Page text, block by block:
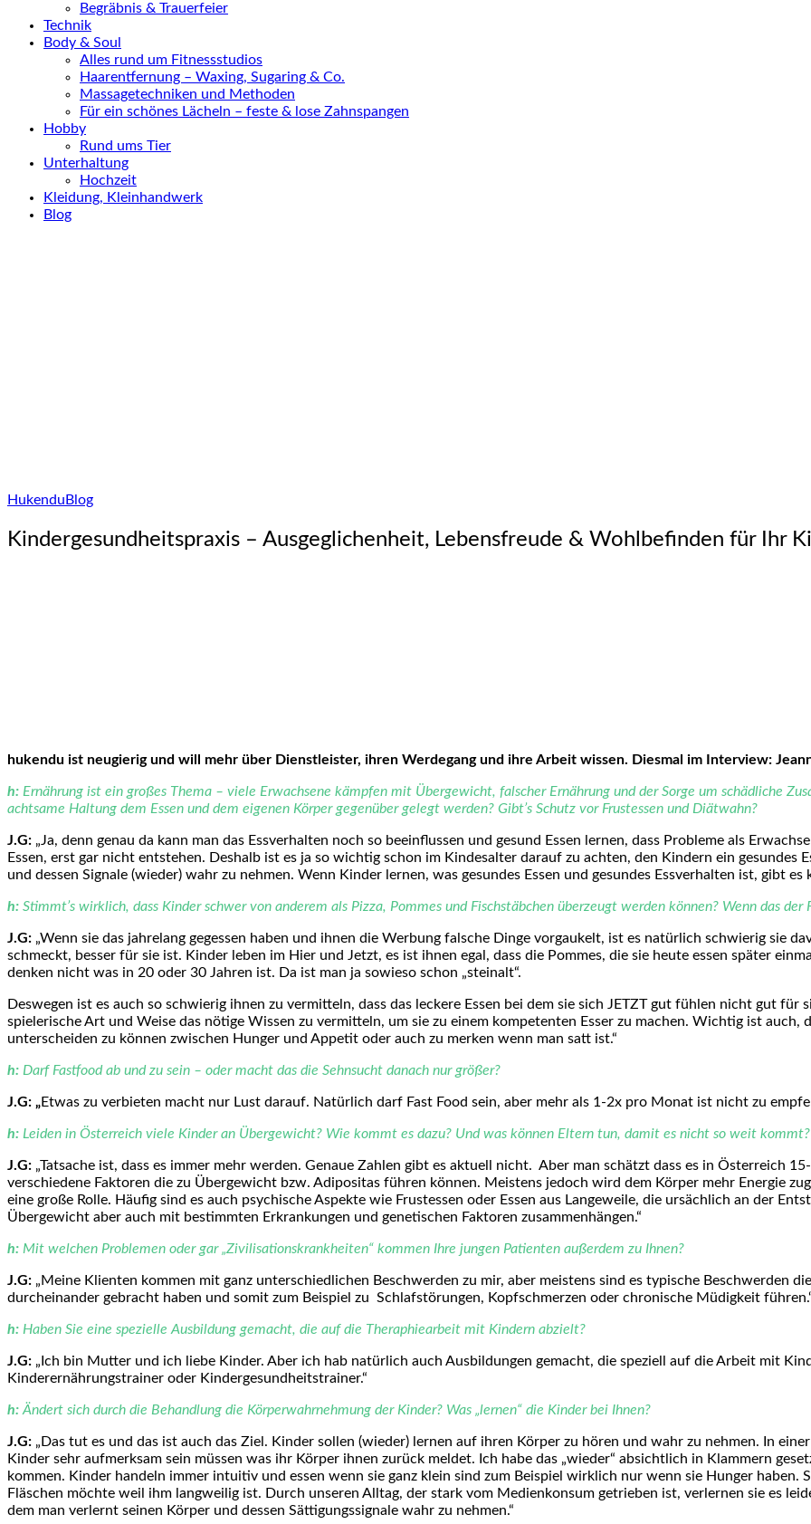
Begräbnis & Trauerfeier
Technik
Body & Soul
Alles rund um Fitnessstudios
Haarentfernung – Waxing, Sugaring & Co.
Massagetechniken und Methoden
Für ein schönes Lächeln – feste & lose Zahnspangen
Hobby
Rund ums Tier
Unterhaltung
Hochzeit
Kleidung, Kleinhandwerk
Blog
Hukendu Blog
Kindergesundheitspraxis – Ausgeglichenheit, Lebensfreude & Wohlbefinden für Ihr
hukendu ist neugierig und will mehr über Dienstleister, ihren Werdegang und ihre Arbeit wissen. Diesmal im Interview:
h: Ernährung ist ein großes Thema – viele Erwachsene kämpfen mit Übergewicht, falscher Ernährung und der Sorge um schädliche
achtsame Haltung dem Essen und dem eigenen Körper gegenüber gelegt werden? Gibt’s Schutz vor Frustessen und Diätwahn?
J.G: „Ja, denn genau da kann man das Essverhalten noch so beeinflussen und gesund Essen lernen, dass Probleme als
Essen, erst gar nicht entstehen. Deshalb ist es ja so wichtig schon im Kindesalter darauf zu achten, den Kindern ein gesundes
und dessen Signale (wieder) wahr zu nehmen. Wenn Kinder lernen, was gesundes Essen und gesundes Essverhalten ist, gibt es
h: Stimmt’s wirklich, dass Kinder schwer von anderem als Pizza, Pommes und Fischstäbchen überzeugt werden können? Wenn das
J.G: „Wenn sie das jahrelang gegessen haben und ihnen die Werbung falsche Dinge vorgaukelt, ist es natürlich schwierig sie
schmeckt, besser für sie ist. Kinder leben im Hier und Jetzt, es ist ihnen egal, dass die Pommes, die sie heute essen später
denken nicht was in 20 oder 30 Jahren ist. Da ist man ja sowieso schon „steinalt“.
Deswegen ist es auch so schwierig ihnen zu vermitteln, dass das leckere Essen bei dem sie sich JETZT gut fühlen nicht gut
spielerische Art und Weise das nötige Wissen zu vermitteln, um sie zu einem kompetenten Esser zu machen. Wichtig ist
unterscheiden zu können zwischen Hunger und Appetit oder auch zu merken wenn man satt ist.“
h: Darf Fastfood ab und zu sein – oder macht das die Sehnsucht danach nur größer?
J.G: „Etwas zu verbieten macht nur Lust darauf. Natürlich darf Fast Food sein, aber mehr als 1-2x pro Monat ist nicht zu
h: Leiden in Österreich viele Kinder an Übergewicht? Wie kommt es dazu? Und was können Eltern tun, damit es nicht so weit kommt?
J.G: „Tatsache ist, dass es immer mehr werden. Genaue Zahlen gibt es aktuell nicht. Aber man schätzt dass es in Österreich
verschiedene Faktoren die zu Übergewicht bzw. Adipositas führen können. Meistens jedoch wird dem Körper mehr Energie
eine große Rolle. Häufig sind es auch psychische Aspekte wie Frustessen oder Essen aus Langeweile, die ursächlich an der
Übergewicht aber auch mit bestimmten Erkrankungen und genetischen Faktoren zusammenhängen.“
h: Mit welchen Problemen oder gar „Zivilisationskrankheiten“ kommen Ihre jungen Patienten außerdem zu Ihnen?
J.G: „Meine Klienten kommen mit ganz unterschiedlichen Beschwerden zu mir, aber meistens sind es typische Beschwerden
durcheinander gebracht haben und somit zum Beispiel zu Schlafstörungen, Kopfschmerzen oder chronische Müdigkeit
h: Haben Sie eine spezielle Ausbildung gemacht, die auf die Theraphiearbeit mit Kindern abzielt?
J.G: „Ich bin Mutter und ich liebe Kinder. Aber ich hab natürlich auch Ausbildungen gemacht, die speziell auf die Arbeit mit
Kinderernährungstrainer oder Kindergesundheitstrainer.“
h: Ändert sich durch die Behandlung die Körperwahrnehmung der Kinder? Was „lernen“ die Kinder bei Ihnen?
J.G: „Das tut es und das ist auch das Ziel. Kinder sollen (wieder) lernen auf ihren Körper zu hören und wahr zu nehmen. In
Kinder sehr aufmerksam sein müssen was ihr Körper ihnen zurück meldet. Ich habe das „wieder“ absichtlich in Klammern
kommen. Kinder handeln immer intuitiv und essen wenn sie ganz klein sind zum Beispiel wirklich nur wenn sie Hunger haben.
Fläschen möchte weil ihm langweilig ist. Durch unseren Alltag, der stark vom Medienkonsum getrieben ist, verlernen sie es
dem man verlernt seinen Körper und dessen Sättigungssignale wahr zu nehmen.“